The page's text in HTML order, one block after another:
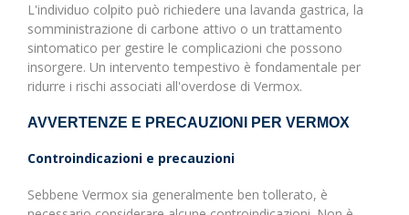
L'individuo colpito può richiedere una lavanda gastrica, la
somministrazione di carbone attivo o un trattamento
sintomatico per gestire le complicazioni che possono
insorgere. Un intervento tempestivo è fondamentale per
ridurre i rischi associati all'overdose di Vermox.
AVVERTENZE E PRECAUZIONI PER VERMOX
Controindicazioni e precauzioni
Sebbene Vermox sia generalmente ben tollerato, è